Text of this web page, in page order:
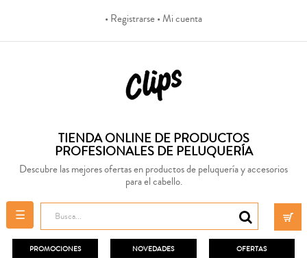
• Registrarse• Mi cuenta
TIENDA ONLINE DE PRODUCTOS
PROFESIONALES DE PELUQUERÍA
Descubre las mejores ofertas en productos de peluquería y accesorios
para el cabello.
Navegación
de
palanca
☰
PROMOCIONES NOVEDADES OFERTAS